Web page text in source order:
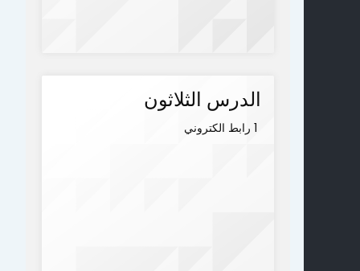
الدرس الثلاثون
1 رابط الكتروني